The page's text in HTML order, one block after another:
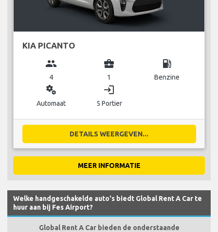
KIA PICANTO
group
4
business_center
1
local_gas_station
Benzine
miscellaneous_services
Automaat
login
5 Portier
DETAILS WEERGEVEN...
MEER INFORMATIE
Welke handgeschakelde auto's biedt Global Rent A Car te
huur aan bij Fes Airport?
Global Rent A Car bieden de onderstaande